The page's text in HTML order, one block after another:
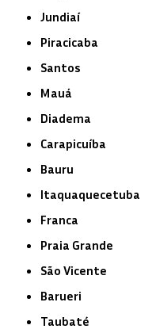
Jundiaí
Piracicaba
Santos
Mauá
Diadema
Carapicuíba
Bauru
Itaquaquecetuba
Franca
Praia Grande
São Vicente
Barueri
Taubaté